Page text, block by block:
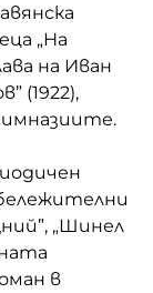
„На
на Иван
(1922),
„Шинел
в